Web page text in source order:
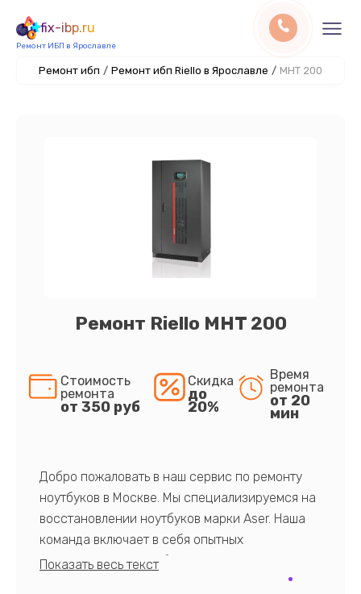
fix-ibp.ru
Ремонт ИБП в Ярославле
Ремонт ибп / Ремонт ибп Riello в Ярославле / MHT 200
Ремонт Riello MHT 200
Стоимость
ремонта
от 350 руб
Скидка
до
20%
Время
ремонта
от 20
мин
Добро пожаловать в наш сервис по ремонту
ноутбуков в Москве. Мы специализируемся на
восстановлении ноутбуков марки Aser. Наша
команда включает в себя опытных
профессионалов с обширными знаниями и
многолетним опытом в данной области. Мы